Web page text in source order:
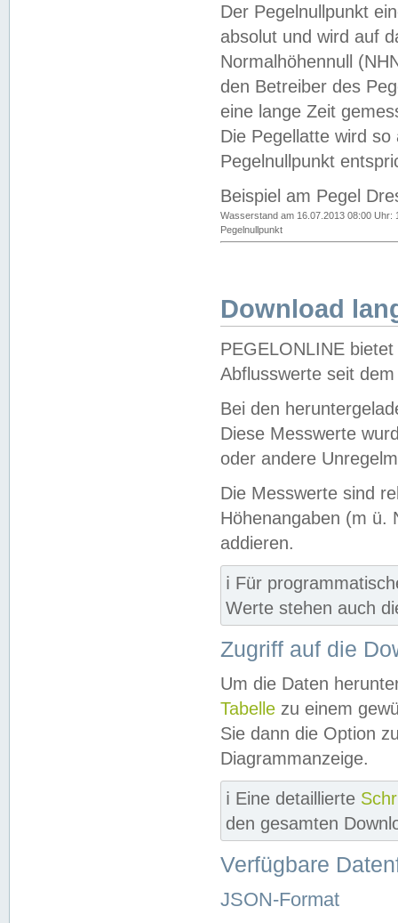
Der Pegelnullpunkt
absolut und wird auf
Normalhöhennull
den Betreiber des
eine lange Zeit
Die Pegellatte wird
Pegelnullpunkt
Beispiel am Pegel
Wasserstand am 16.07.2013 08:00 Uhr:
Pegelnullpunkt
Download
PEGELONLINE
Abflusswerte seit
Bei den
Diese Messwerte
oder andere
Die Messwerte sind
Höhenangaben (m ü.
addieren.
ℹ️ Für
Werte stehen auch
Zugriff auf die
Um die Daten
Tabelle zu einem
Sie dann die Option
Diagrammanzeige.
ℹ️ Eine detaillierte
den gesamten
Verfügbare
JSON-Format